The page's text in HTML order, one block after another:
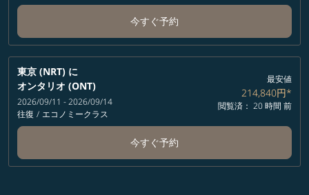
今すぐ予約
東京 (NRT) に
オンタリオ (ONT)
2026/09/11 - 2026/09/14
往復 / エコノミークラス
最安値
214,840円*
閲覧済： 20 時間 前
今すぐ予約